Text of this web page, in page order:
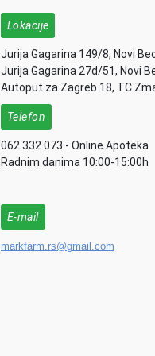
Lokacije
Jurija Gagarina 149/8, Novi
Jurija Gagarina 27d/51, Novi
Autoput za Zagreb 18, TC
Telefon
062 332 073 - Online Apoteka
Radnim danima 10:00-15:00h
E-mail
markfarm.rs@gmail.com